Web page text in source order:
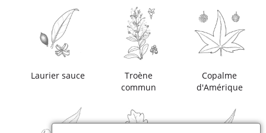
Laurier sauce
Troène
commun
Copalme
d'Amérique